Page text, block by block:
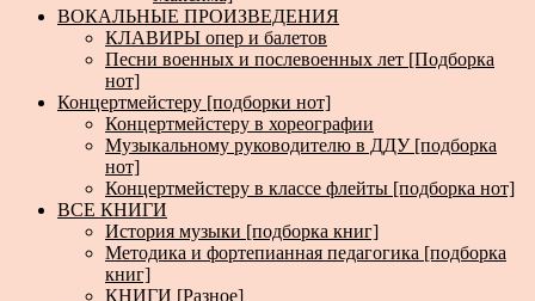
ВОКАЛЬНЫЕ ПРОИЗВЕДЕНИЯ
КЛАВИРЫ опер и балетов
Песни военных и послевоенных лет [Подборка
нот]
Концертмейстеру [подборки нот]
Концертмейстеру в хореографии
Музыкальному руководителю в ДДУ [подборка
нот]
Концертмейстеру в классе флейты [подборка нот]
ВСЕ КНИГИ
История музыки [подборка книг]
Методика и фортепианная педагогика [подборка
книг]
КНИГИ [Разное]